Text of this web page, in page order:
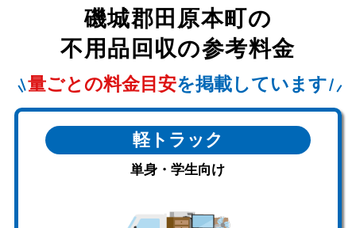
磯城郡田原本町の
不用品回収の参考料金
量ごとの料金目安を掲載しています
軽トラック
単身・学生向け